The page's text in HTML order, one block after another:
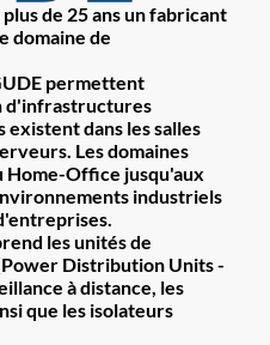
de 25 ans un fabricant
domaine de
permettent
d'infrastructures
dans les salles
Les domaines
Home-Office jusqu'aux
industriels
les unités de
Distribution Units -
à distance, les
que les isolateurs